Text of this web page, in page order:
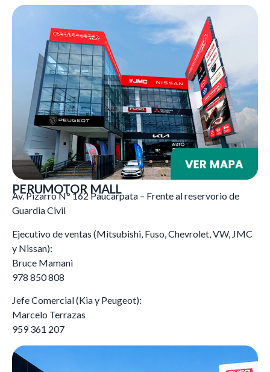
PERUMOTOR MALL
Av. Pizarro N° 162 Paucarpata – Frente al reservorio de
Guardia Civil
Ejecutivo de ventas (Mitsubishi, Fuso, Chevrolet, VW, JMC
y Nissan):
Bruce Mamani
978 850 808
Jefe Comercial (Kia y Peugeot):
Marcelo Terrazas
959 361 207